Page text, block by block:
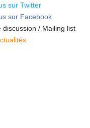
sur Twitter
sur Facebook
discussion / Mailing list